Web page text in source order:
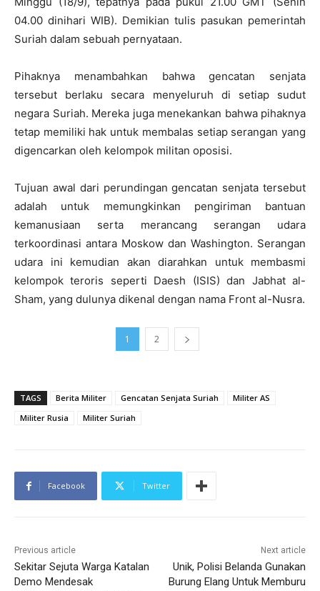
04.00 dinihari WIB). Demikian tulis pasukan pemerintah
Suriah dalam sebuah pernyataan.
Pihaknya menambahkan bahwa gencatan senjata
tersebut berlaku secara menyeluruh di setiap sudut
negara Suriah. Mereka juga menekankan bahwa pihaknya
tetap memiliki hak untuk membalas setiap serangan yang
digencarkan oleh kelompok militan oposisi.
Tujuan awal dari perundingan gencatan senjata tersebut
adalah untuk memungkinkan pengiriman bantuan
kemanusiaan serta merancang serangan udara
terkoordinasi antara Moskow dan Washington. Serangan
udara ini kemudian akan diarahkan untuk membasmi
kelompok teroris seperti Daesh (ISIS) dan Jabhat al-
Sham, yang dulunya dikenal dengan nama Front al-Nusra.
1 2
TAGS Berita Militer Gencatan Senjata Suriah
Militer AS
Militer Rusia
Militer Suriah
Facebook Twitter
Previous article
Sekitar Sejuta Warga Katalan
Demo Mendesak
Next article
Unik, Polisi Belanda Gunakan
Burung Elang Untuk Memburu